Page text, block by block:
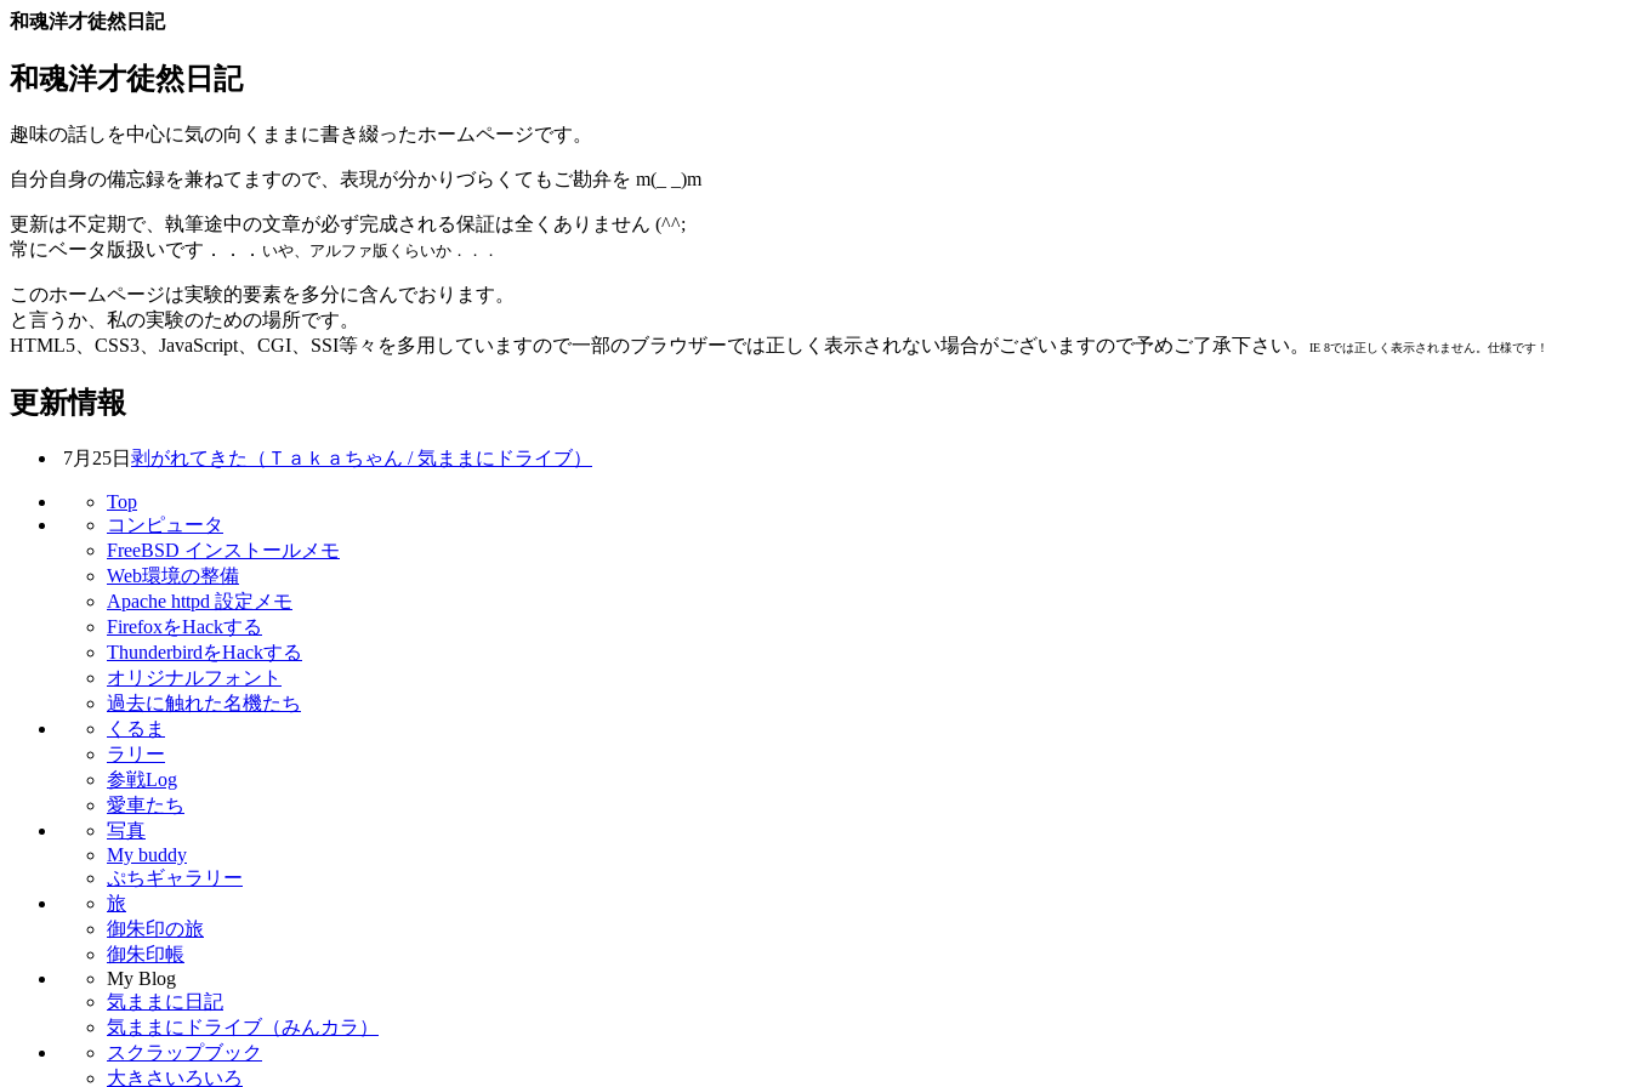
和魂洋才徒然日記
和魂洋才徒然日記
趣味の話しを中心に気の向くままに書き綴ったホームページです。
自分自身の備忘録を兼ねてますので、表現が分かりづらくてもご勘弁を m(_ _)m
更新は不定期で、執筆途中の文章が必ず完成される保証は全くありません (^^;
常にベータ版扱いです．．． いや、アルファ版くらいか．．．
このホームページは実験的要素を多分に含んでおります。
と言うか、私の実験のための場所です。
HTML5、CSS3、JavaScript、CGI、SSI等々を多用していますので一部のブラウザーでは正しく表示されない場合がございますので予めご了承下さい。
IE 8では正しく表示されません。仕様です！
更新情報
7月25日 剥がれてきた（Ｔａｋａちゃん / 気ままにドライブ）
Top
コンピュータ
FreeBSD インストールメモ
Web環境の整備
Apache httpd 設定メモ
FirefoxをHackする
ThunderbirdをHackする
オリジナルフォント
過去に触れた名機たち
くるま
ラリー
参戦Log
愛車たち
写真
My buddy
ぷちギャラリー
旅
御朱印の旅
御朱印帳
My Blog
気ままに日記
気ままにドライブ（みんカラ）
スクラップブック
大きさいろいろ